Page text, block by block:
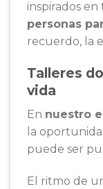
inspirados en
personas
recuerdo, la
Talleres
vida
En nuestro
la
puede ser
El ritmo de